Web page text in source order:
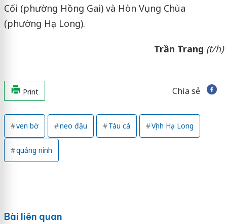
Cối (phường Hồng Gai) và Hòn Vụng Chùa
(phường Hạ Long).
Trần Trang (t/h)
Print Chia sẻ
ven bờ neo đậu Tàu cá Vịnh Hạ Long
quảng ninh
Bài liên quan